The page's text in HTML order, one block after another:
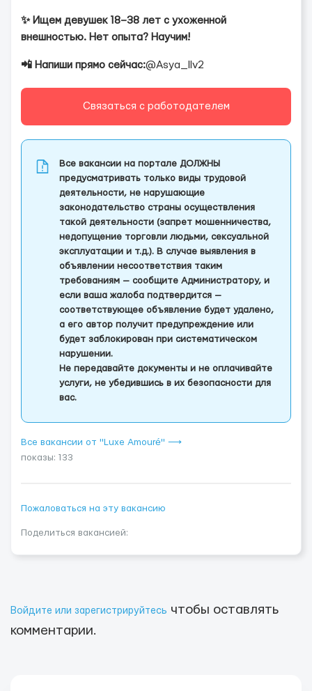
✨ Ищем девушек 18–38 лет с ухоженной
внешностью. Нет опыта? Научим!
📲 Напиши прямо сейчас:@Asya_llv2
Связаться с работодателем
Все вакансии на портале ДОЛЖНЫ
предусматривать только виды трудовой
деятельности, не нарушающие
законодательство страны осуществления
такой деятельности (запрет мошенничества,
недопущение торговли людьми, сексуальной
эксплуатации и т.д.). В случае выявления в
объявлении несоответствия таким
требованиям — сообщите Администратору, и
если ваша жалоба подтвердится —
соответствующее объявление будет удалено,
а его автор получит предупреждение или
будет заблокирован при систематическом
нарушении.
Не передавайте документы и не оплачивайте
услуги, не убедившись в их безопасности для
вас.
Все вакансии от "Luxe Amouré" ⟶
показы: 133
Пожаловаться на эту вакансию
Поделиться вакансией:
Войдите или зарегистрируйтесь чтобы оставлять
комментарии.